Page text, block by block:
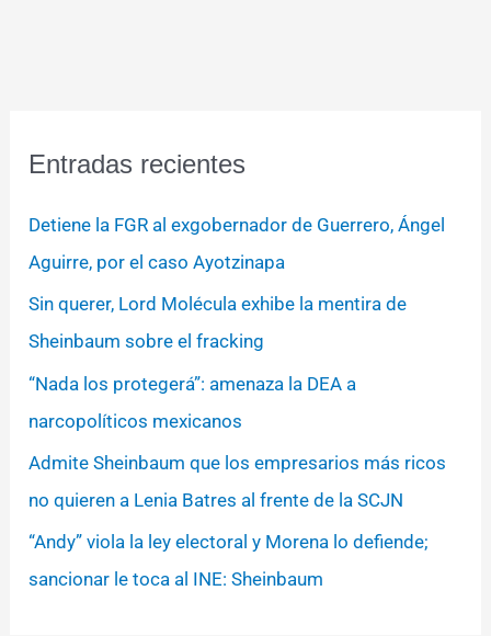
Entradas recientes
Detiene la FGR al exgobernador de Guerrero, Ángel
Aguirre, por el caso Ayotzinapa
Sin querer, Lord Molécula exhibe la mentira de
Sheinbaum sobre el fracking
“Nada los protegerá”: amenaza la DEA a
narcopolíticos mexicanos
Admite Sheinbaum que los empresarios más ricos
no quieren a Lenia Batres al frente de la SCJN
“Andy” viola la ley electoral y Morena lo defiende;
sancionar le toca al INE: Sheinbaum